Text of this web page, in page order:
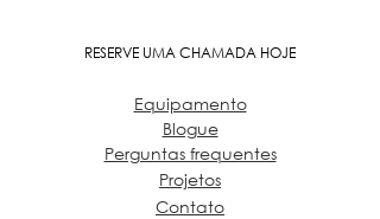
RESERVE UMA CHAMADA HOJE
Equipamento
Blogue
Perguntas frequentes
Projetos
Contato